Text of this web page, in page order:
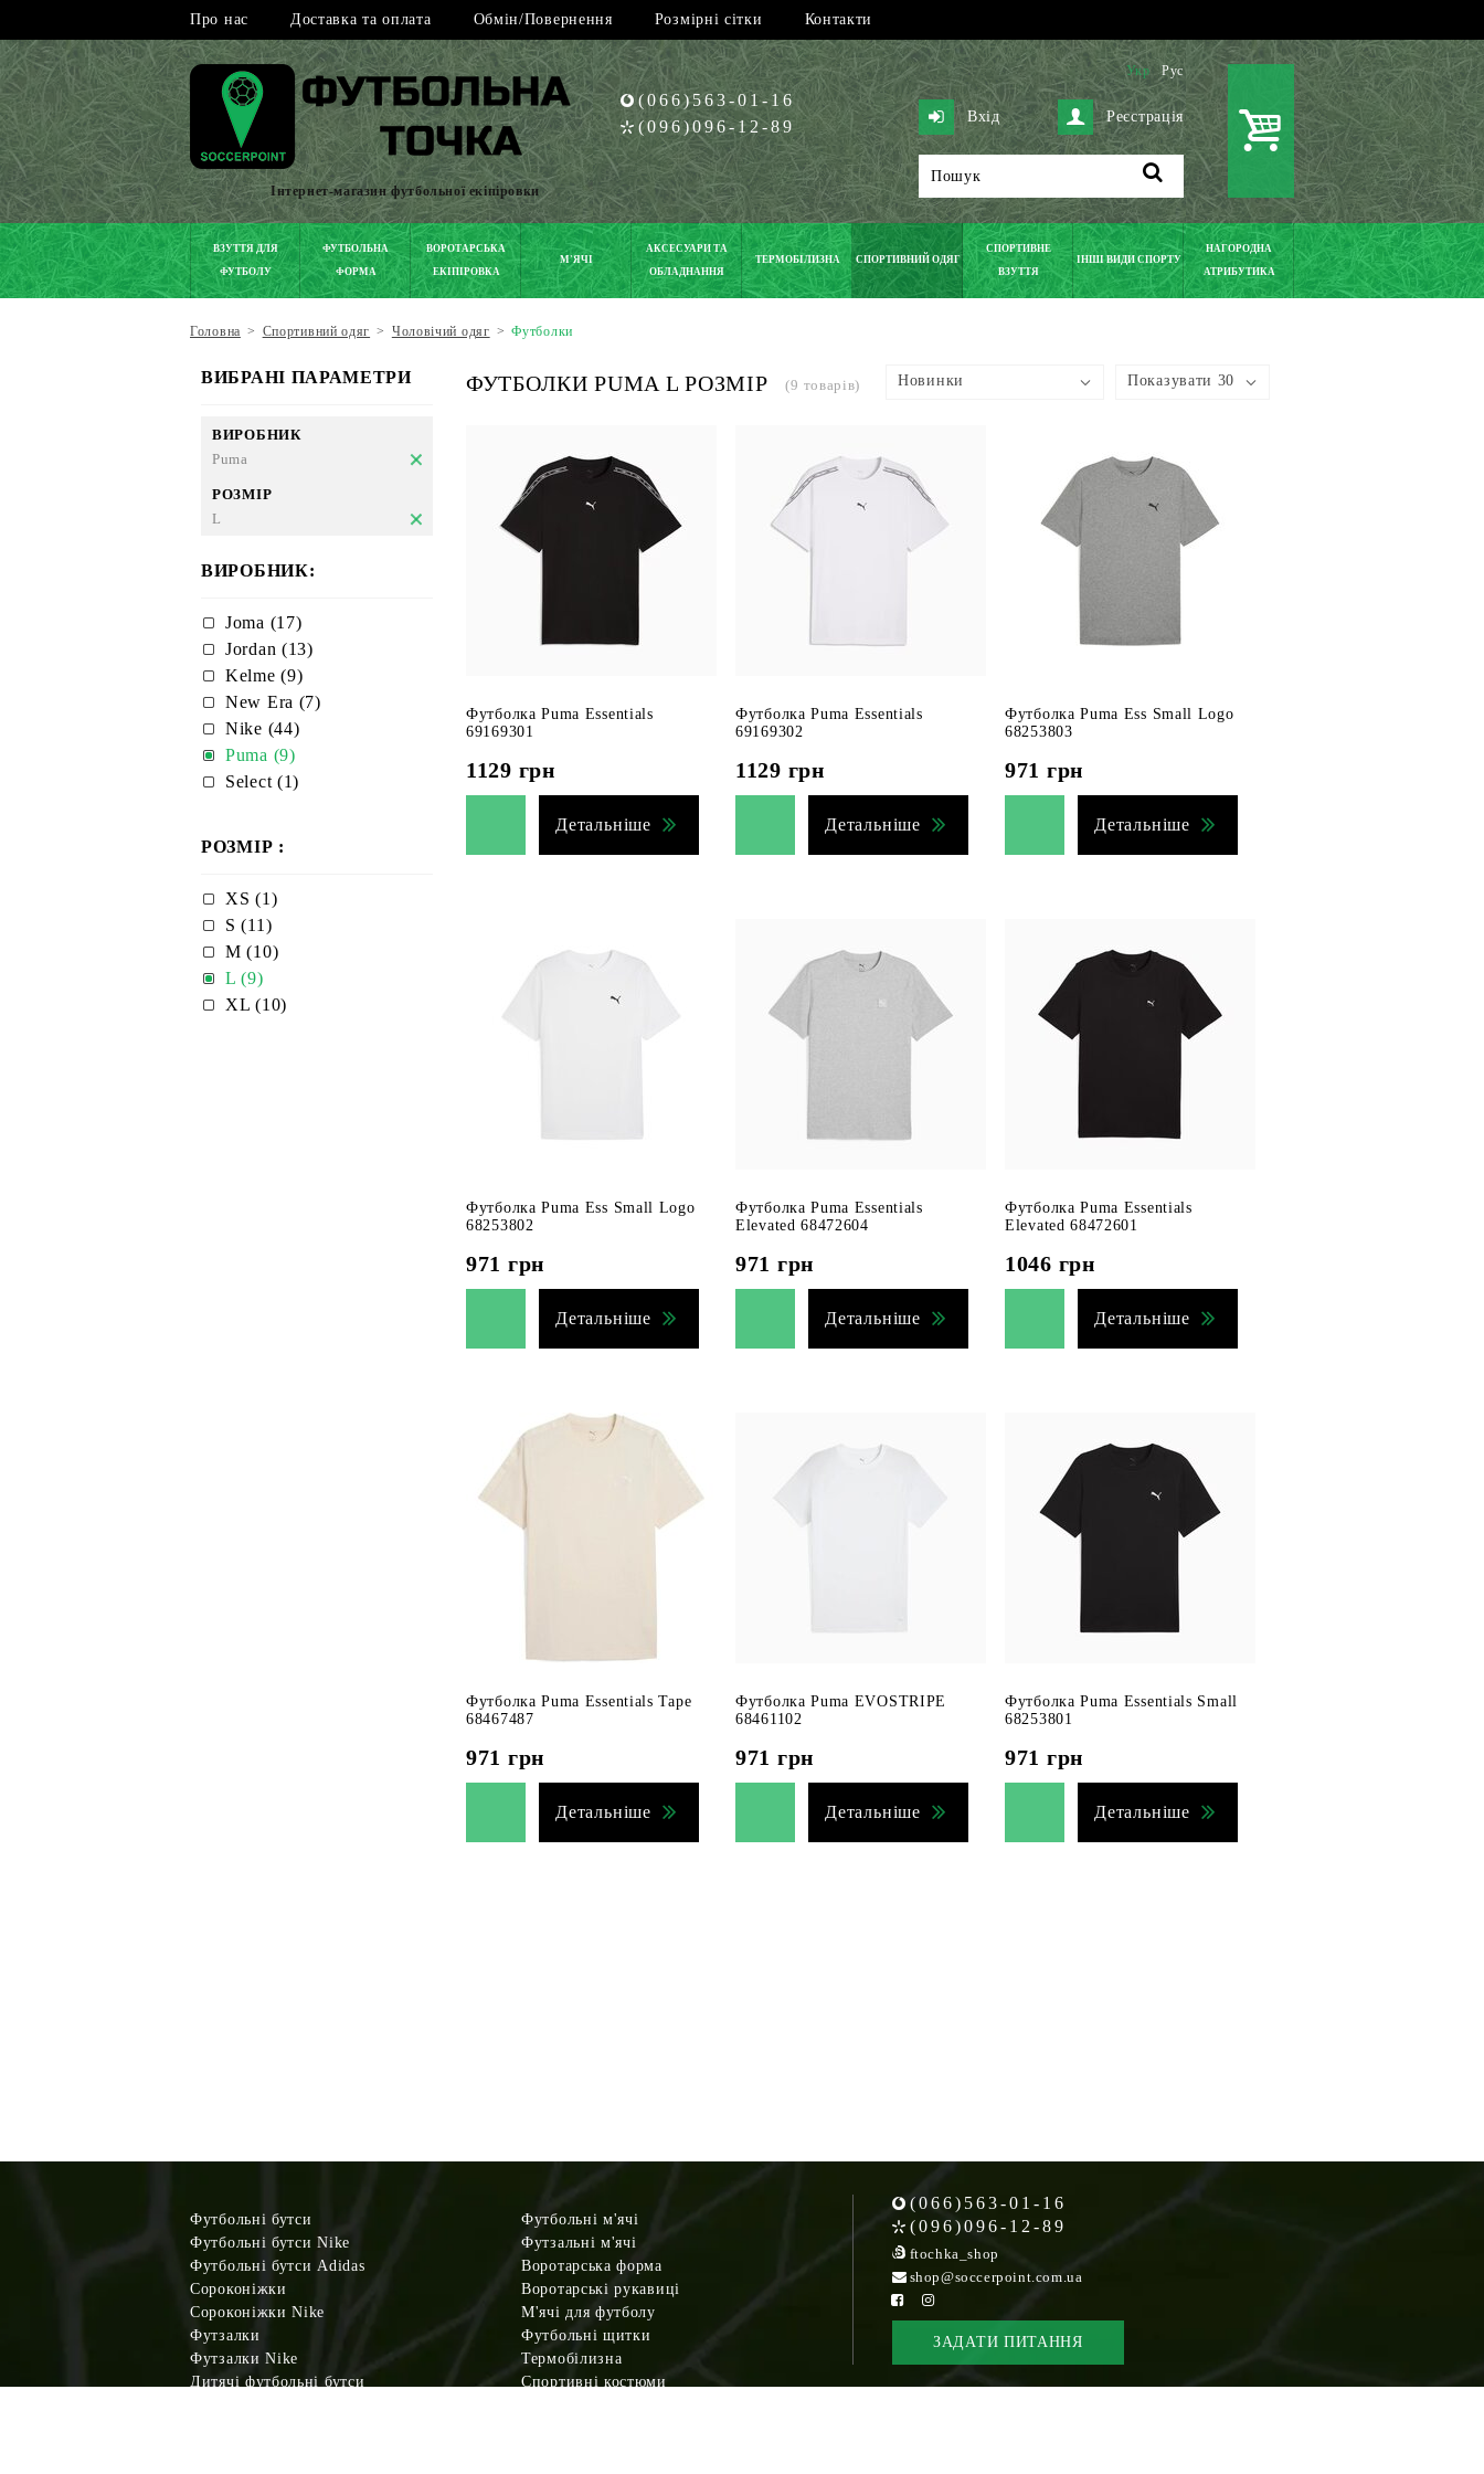
Про нас Доставка та оплата Обмін/Повернення Розмірні сітки Контакти
Інтернет-магазин футбольної екіпіровки
(066)563-01-16
(096)096-12-89
Укр Рус
Вхід Реєстрація
ВЗУТТЯ ДЛЯ
ФУТБОЛУ
ФУТБОЛЬНА
ФОРМА
ВОРОТАРСЬКА
ЕКІПІРОВКА
М'ЯЧІ
АКСЕСУАРИ ТА
ОБЛАДНАННЯ
ТЕРМОБІЛИЗНА СПОРТИВНИЙ ОДЯГ
СПОРТИВНЕ
ВЗУТТЯ
ІНШІ ВИДИ СПОРТУ
НАГОРОДНА
АТРИБУТИКА
Головна > Спортивний одяг > Чоловічий одяг > Футболки
ВИБРАНІ ПАРАМЕТРИ
ВИРОБНИК
Puma
РОЗМІР
L
ВИРОБНИК:
Joma (17)
Jordan (13)
Kelme (9)
New Era (7)
Nike (44)
Puma (9)
Select (1)
РОЗМІР :
XS (1)
S (11)
M (10)
L (9)
XL (10)
ФУТБОЛКИ PUMA L РОЗМІР (9 товарів) Новинки Показувати 30
Футболка Puma Essentials
69169301
1129 грн
Детальніше
Футболка Puma Essentials
69169302
1129 грн
Детальніше
Футболка Puma Ess Small Logo
68253803
971 грн
Детальніше
Футболка Puma Ess Small Logo
68253802
971 грн
Детальніше
Футболка Puma Essentials
Elevated 68472604
971 грн
Детальніше
Футболка Puma Essentials
Elevated 68472601
1046 грн
Детальніше
Футболка Puma Essentials Tape
68467487
971 грн
Детальніше
Футболка Puma EVOSTRIPE
68461102
971 грн
Детальніше
Футболка Puma Essentials Small
68253801
971 грн
Детальніше
Футбольні бутси
Футбольні бутси Nike
Футбольні бутси Adidas
Сороконіжки
Сороконіжки Nike
Футзалки
Футзалки Nike
Дитячі футбольні бутси
Футбольні м'ячі
Футзальні м'ячі
Воротарська форма
Воротарські рукавиці
М'ячі для футболу
Футбольні щитки
Термобілизна
Спортивні костюми
(066)563-01-16
(096)096-12-89
ftochka_shop
shop@soccerpoint.com.ua
ЗАДАТИ ПИТАННЯ